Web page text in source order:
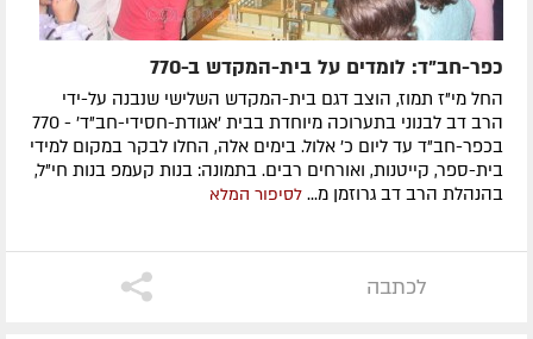
כפר-חב"ד: לומדים על בית-המקדש ב-770
החל מי"ז תמוז, הוצב דגם בית-המקדש השלישי שנבנה על-ידי
הרב דב לבנוני בתערוכה מיוחדת בבית 'אגודת-חסידי-חב"ד' - 770
בכפר-חב"ד עד ליום כ' אלול. בימים אלה, החלו לבקר במקום למידי
בית-ספר, קייטנות, ואורחים רבים. בתמונה: בנות קעמפ בנות חי"ל,
בהנהלת הרב דב גרוזמן מ... לסיפור המלא
לכתבה